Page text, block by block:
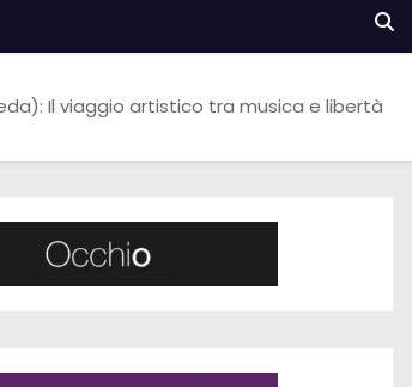
Il viaggio artistico tra musica e libertà